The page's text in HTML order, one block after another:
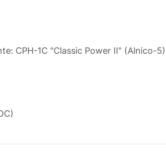
CPH-1C "Classic Power II" (Alnico-5)